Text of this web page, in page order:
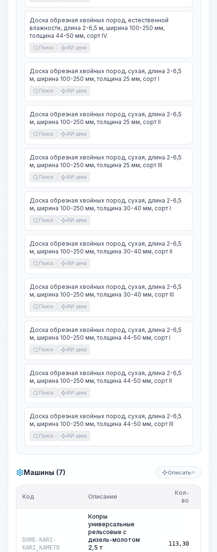
Доска обрезная хвойных пород, естественной
влажности, длина 2-6,5 м, ширина 100-250 мм,
толщина 44-50 мм, сорт IV
Поиск ИИ цена
Доска обрезная хвойных пород, сухая, длина 2-6,5
м, ширина 100-250 мм, толщина 25 мм, сорт I
Поиск ИИ цена
Доска обрезная хвойных пород, сухая, длина 2-6,5
м, ширина 100-250 мм, толщина 25 мм, сорт II
Поиск ИИ цена
Доска обрезная хвойных пород, сухая, длина 2-6,5
м, ширина 100-250 мм, толщина 25 мм, сорт III
Поиск ИИ цена
Доска обрезная хвойных пород, сухая, длина 2-6,5
м, ширина 100-250 мм, толщина 30-40 мм, сорт I
Поиск ИИ цена
Доска обрезная хвойных пород, сухая, длина 2-6,5
м, ширина 100-250 мм, толщина 30-40 мм, сорт II
Поиск ИИ цена
Доска обрезная хвойных пород, сухая, длина 2-6,5
м, ширина 100-250 мм, толщина 30-40 мм, сорт III
Поиск ИИ цена
Доска обрезная хвойных пород, сухая, длина 2-6,5
м, ширина 100-250 мм, толщина 44-50 мм, сорт I
Поиск ИИ цена
Доска обрезная хвойных пород, сухая, длина 2-6,5
м, ширина 100-250 мм, толщина 44-50 мм, сорт II
Поиск ИИ цена
Доска обрезная хвойных пород, сухая, длина 2-6,5
м, ширина 100-250 мм, толщина 44-50 мм, сорт III
Поиск ИИ цена
Машины (7) Описать KI
Код Описание
Кол-
во
DXME-KARI-
KARI_KAMETO
Копры
универсальные
рельсовые с
дизель-молотом
2,5 т
113,30